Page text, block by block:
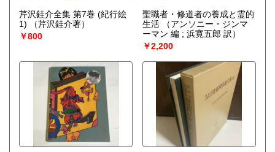
芹沢銈介全集 第7巻 (紀行絵
1)
（芹沢銈介著）
￥800
聖職者・修道者の養成と霊的
生活
（アンソニー・ジンマ
ーマン 編 ; 浜寛五郎 訳）
￥2,200